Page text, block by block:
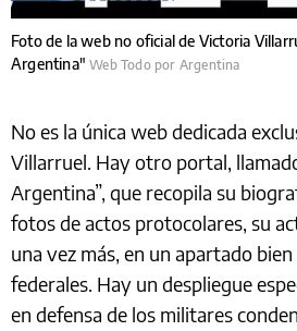
Foto de la web no oficial de Victoria
Argentina"Web Todo por Argentina
No es la única web dedicada
Villarruel. Hay otro portal,
Argentina”, que recopila su
fotos de actos protocolares, su
una vez más, en un apartado
federales. Hay un despliegue
en defensa de los militares